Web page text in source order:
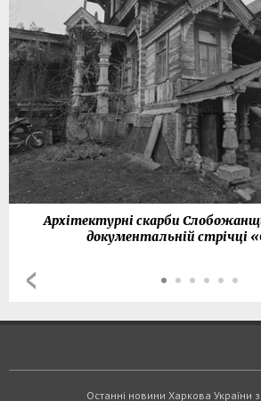
Архітектурні скарби
документальній стрічці
Останні новини Харкова України